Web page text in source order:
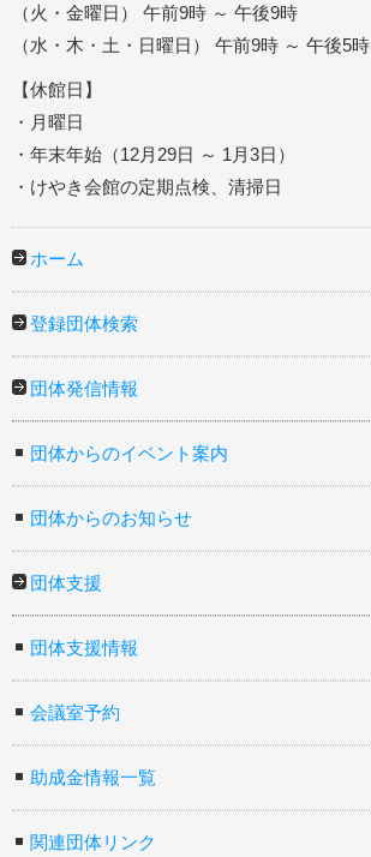
（火・金曜日） 午前9時 ～ 午後9時
（水・木・土・日曜日） 午前9時 ～ 午後5時
【休館日】
・月曜日
・年末年始（12月29日 ～ 1月3日）
・けやき会館の定期点検、清掃日
ホーム
登録団体検索
団体発信情報
団体からのイベント案内
団体からのお知らせ
団体支援
団体支援情報
会議室予約
助成金情報一覧
関連団体リンク